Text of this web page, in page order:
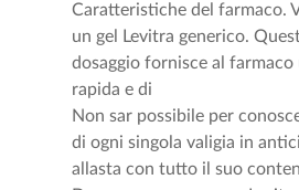
Caratteristiche del farmaco.
un gel Levitra generico.
dosaggio fornisce al
rapida e di
Non sar possibile per
di ogni singola valigia in
allasta con tutto il suo